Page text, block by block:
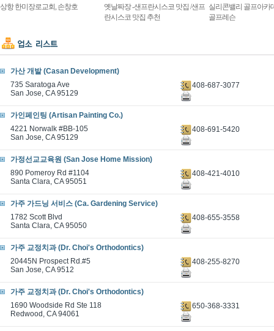
상항 한미장로교회, 손창호
옛날짜장 -샌프란시스코 맛집 /샌프
란시스코 맛집 추천
실리콘밸리 골프아카
골프레슨
가산 개발 (Casan Development)
735 Saratoga Ave
San Jose, CA 95129
408-687-3077
가인페인팅 (Artisan Painting Co.)
4221 Norwalk #BB-105
San Jose, CA 95129
408-691-5420
가정선교교육원 (San Jose Home Mission)
890 Pomeroy Rd #1104
Santa Clara, CA 95051
408-421-4010
가주 가드닝 서비스 (Ca. Gardening Service)
1782 Scott Blvd
Santa Clara, CA 95050
408-655-3558
가주 교정치과 (Dr. Choi's Orthodontics)
20445N Prospect Rd.#5
San Jose, CA 9512
408-255-8270
가주 교정치과 (Dr. Choi's Orthodontics)
1690 Woodside Rd Ste 118
Redwood, CA 94061
650-368-3331